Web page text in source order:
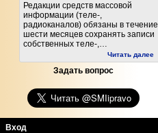
Редакции средств массовой
информации (теле-,
радиоканалов) обязаны в течение
шести месяцев сохранять записи
собственных теле-,…
Читать далее
Задать вопрос
Вход